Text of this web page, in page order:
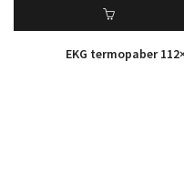
EKG termopaber